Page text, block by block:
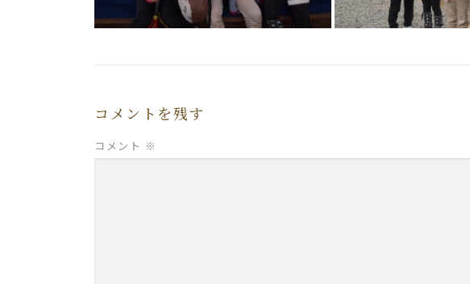
コメントを残す
コメント ※